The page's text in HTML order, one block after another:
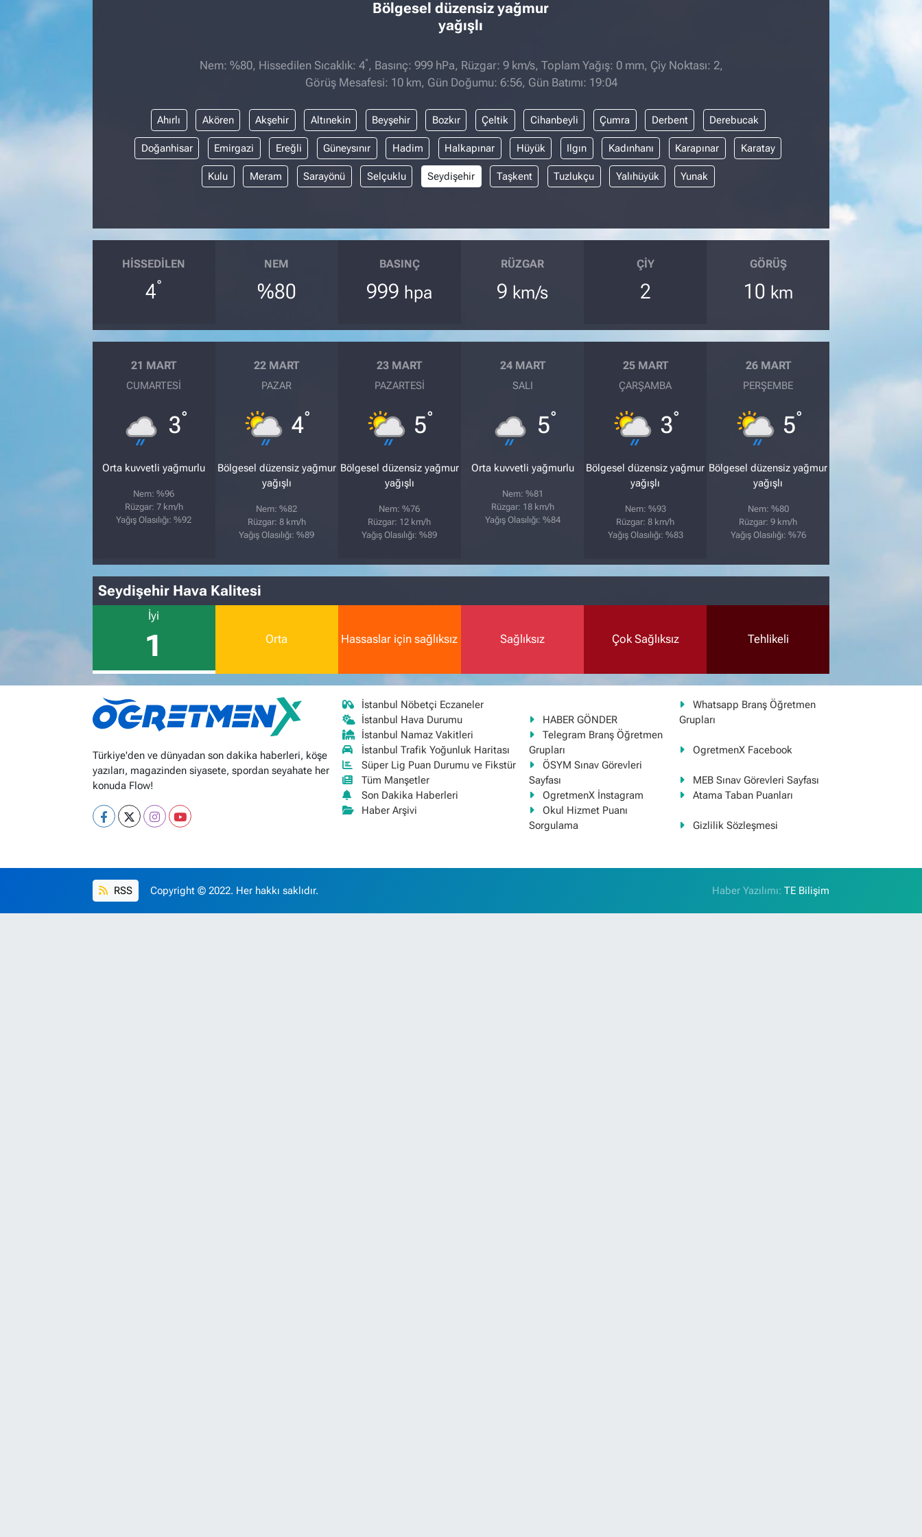
Bölgesel düzensiz yağmur
yağışlı
Nem: %80, Hissedilen Sıcaklık: 4°, Basınç: 999 hPa, Rüzgar: 9 km/s, Toplam Yağış: 0 mm, Çiy Noktası: 2,
Görüş Mesafesi: 10 km, Gün Doğumu: 6:56, Gün Batımı: 19:04
Ahırlı Akören Akşehir Altınekin Beyşehir Bozkır Çeltik Cihanbeyli Çumra Derbent Derebucak
Doğanhisar Emirgazi Ereğli Güneysınır Hadim Halkapınar Hüyük Ilgın Kadınhanı Karapınar Karatay
Kulu Meram Sarayönü Selçuklu Seydişehir Taşkent Tuzlukçu Yalıhüyük Yunak
HISSEDILEN
4°
NEM
%80
BASINÇ
999 hpa
RÜZGAR
9 km/s
ÇIY
2
GÖRÜŞ
10 km
21 MART
CUMARTESI
3°
Orta kuvvetli yağmurlu
Nem: %96
Rüzgar: 7 km/h
Yağış Olasılığı: %92
22 MART
PAZAR
4°
Bölgesel düzensiz yağmur
yağışlı
Nem: %82
Rüzgar: 8 km/h
Yağış Olasılığı: %89
23 MART
PAZARTESI
5°
Bölgesel düzensiz yağmur
yağışlı
Nem: %76
Rüzgar: 12 km/h
Yağış Olasılığı: %89
24 MART
SALI
5°
Orta kuvvetli yağmurlu
Nem: %81
Rüzgar: 18 km/h
Yağış Olasılığı: %84
25 MART
ÇARŞAMBA
3°
Bölgesel düzensiz yağmur
yağışlı
Nem: %93
Rüzgar: 8 km/h
Yağış Olasılığı: %83
26 MART
PERŞEMBE
5°
Bölgesel düzensiz yağmur
yağışlı
Nem: %80
Rüzgar: 9 km/h
Yağış Olasılığı: %76
Seydişehir Hava Kalitesi
İyi
1 Orta Hassaslar için sağlıksız Sağlıksız Çok Sağlıksız Tehlikeli
Türkiye'den ve dünyadan son dakika haberleri, köşe
yazıları, magazinden siyasete, spordan seyahate her
konuda Flow!
İstanbul Nöbetçi Eczaneler
İstanbul Hava Durumu
İstanbul Namaz Vakitleri
İstanbul Trafik Yoğunluk Haritası
Süper Lig Puan Durumu ve Fikstür
Tüm Manşetler
Son Dakika Haberleri
Haber Arşivi
HABER GÖNDER
Whatsapp Branş Öğretmen
Grupları
Telegram Branş Öğretmen
Grupları
OgretmenX Facebook
ÖSYM Sınav Görevleri
Sayfası
MEB Sınav Görevleri Sayfası
OgretmenX İnstagram
Atama Taban Puanları
Okul Hizmet Puanı
Sorgulama
Gizlilik Sözleşmesi
RSS Copyright © 2022. Her hakkı saklıdır. Haber Yazılımı:TE Bilişim